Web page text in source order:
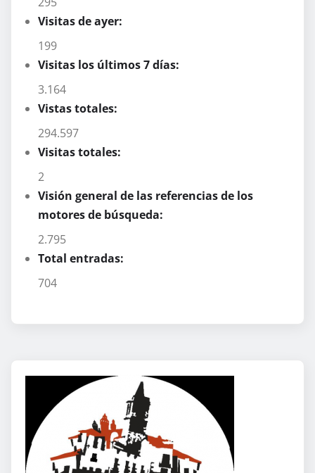
Visitas de ayer:
199
Visitas los últimos 7 días:
3.164
Vistas totales:
294.597
Visitas totales:
2
Visión general de las referencias de los
motores de búsqueda:
2.795
Total entradas:
704